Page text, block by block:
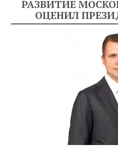
РАЗВИТИЕ
ОЦЕНИЛ